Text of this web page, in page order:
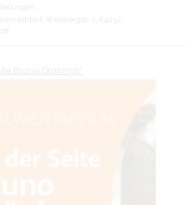
Altdorf, Weinbergstr. 1, 84032
Bruno Grönings"